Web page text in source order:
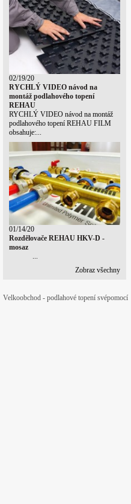
02/19/20
RYCHLÝ VIDEO návod na
montáž podlahového topení
REHAU
RYCHLÝ VIDEO návod na montáž
podlahového topení REHAU FILM
obsahuje:...
01/14/20
Rozdělovače REHAU HKV-D -
mosaz
...
Zobraz všechny
Velkoobchod - podlahové topení svépomocí